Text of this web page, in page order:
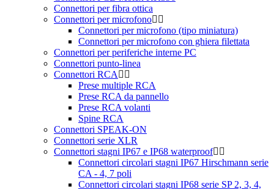
Connettori per fibra ottica
Connettori per microfono
Connettori per microfono (tipo miniatura)
Connettori per microfono con ghiera filettata
Connettori per periferiche interne PC
Connettori punto-linea
Connettori RCA
Prese multiple RCA
Prese RCA da pannello
Prese RCA volanti
Spine RCA
Connettori SPEAK-ON
Connettori serie XLR
Connettori stagni IP67 e IP68 waterproof
Connettori circolari stagni IP67 Hirschmann serie
CA - 4, 7 poli
Connettori circolari stagni IP68 serie SP 2, 3, 4,